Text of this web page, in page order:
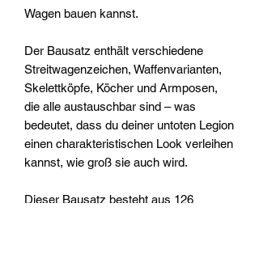
Wagen bauen kannst.
Der Bausatz enthält verschiedene
Streitwagenzeichen, Waffenvarianten,
Skelettköpfe, Köcher und Armposen,
die alle austauschbar sind – was
bedeutet, dass du deiner untoten Legion
einen charakteristischen Look verleihen
kannst, wie groß sie auch wird.
Dieser Bausatz besteht aus 126